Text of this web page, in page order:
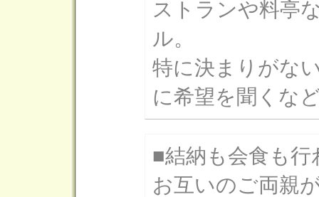
ストランや料亭
ル。
特に決まりがな
に希望を聞くな
■結納も会食も行
お互いのご両親